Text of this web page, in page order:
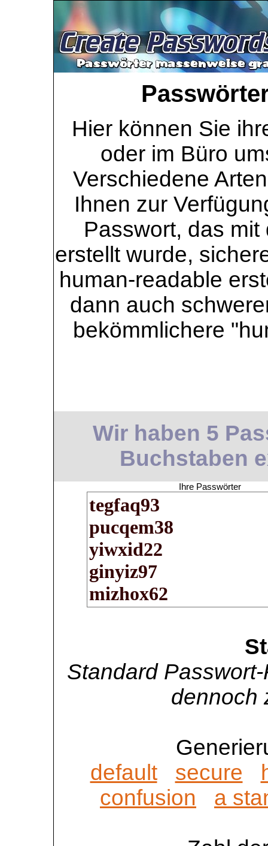
Hier können Sie
oder im Büro
Verschiedene
Ihnen zur
Passwort, das
erstellt wurde,
human-readable
dann auch
bekömmlichere
Wir haben 5
Buchstaben
Ihre Passwörter
Standard
dennoch
default
secure
confusion
a